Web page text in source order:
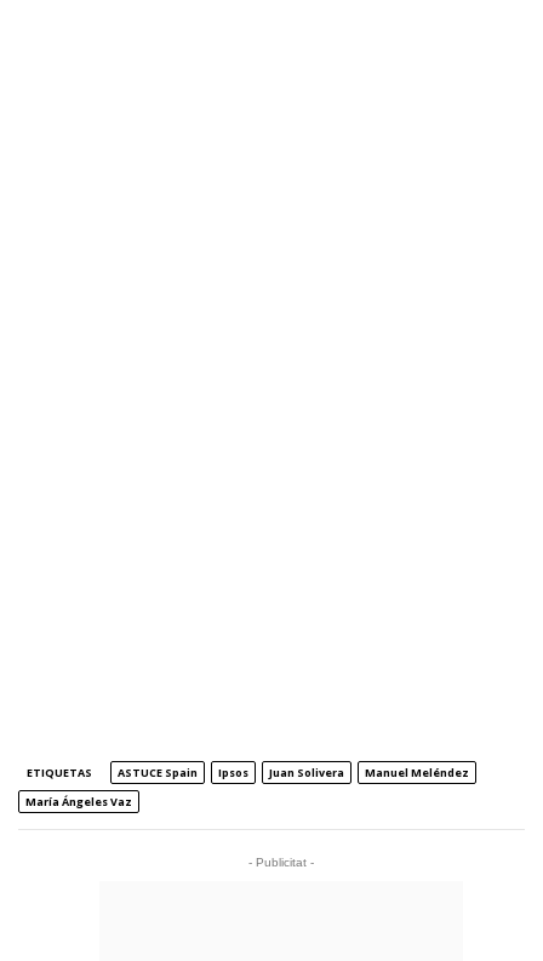
ETIQUETAS ASTUCE Spain Ipsos Juan Solivera
Manuel Meléndez
María Ángeles Vaz
- Publicitat -